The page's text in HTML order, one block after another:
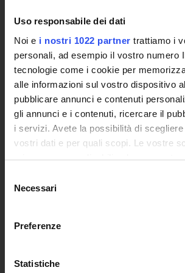
Uso responsabile dei dati
Noi e i nostri 1022 partner trattiamo i
personali, ad esempio il vostro numero
tecnologie come i cookie per
alle informazioni sul vostro dispositivo
pubblicare annunci e contenuti
gli annunci e i contenuti, ricercare il
i servizi. Avete la possibilità di
vostri dati e per quali scopi. Le vostre
privacy sono applicabili solo su questa
modificare o revocare il proprio
momento dalla Dichiarazione sui
raccogliere informazioni sulla
delNecessari
Preferenze
Statistiche
Video of the University
Promoting institution
The reasons behind a new
Online University
Establishing Decree
Statute and
Transparency Policy and Quality
Ricerca
Tender Announcements and